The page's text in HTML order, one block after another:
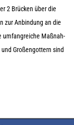
2 Brü­cken über die
zur Anbin­dung an die
umfang­rei­che Maß­nah­
Gro­ßen­got­tern sind